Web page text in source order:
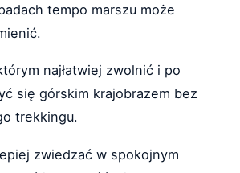
tempo marszu może
najłatwiej zwolnić i po
się górskim krajobrazem bez
trekkingu.
zwiedzać w spokojnym